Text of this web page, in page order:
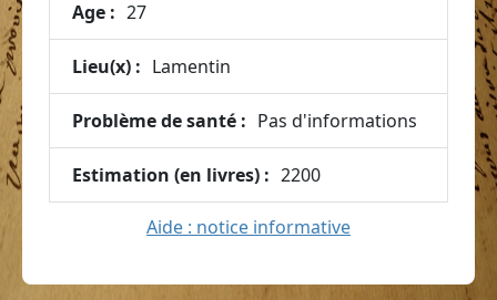
Age : 27
Lieu(x) : Lamentin
Problème de santé : Pas d'informations
Estimation (en livres) : 2200
Aide : notice informative